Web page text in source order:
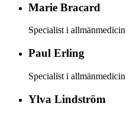
Marie Bracard
Specialist i allmänmedicin
Paul Erling
Specialist i allmänmedicin
Ylva Lindström